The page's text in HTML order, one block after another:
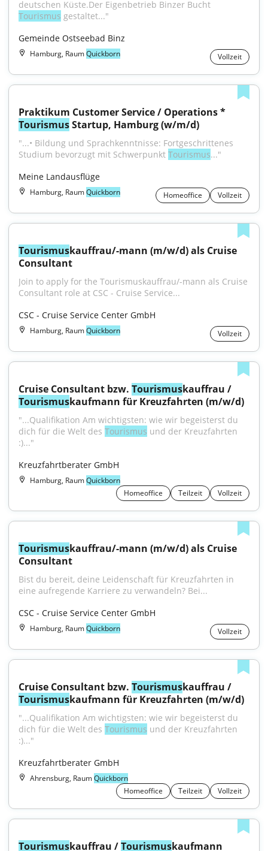
Tourismus gestaltet..."
Gemeinde Ostseebad Binz
Hamburg, RaumQuickborn Vollzeit
Tourismus Startup, Hamburg (w/m/d)
"...• Bildung und Sprachkenntnisse: Fortgeschrittenes
Studium bevorzugt mit Schwerpunkt Tourismus..."
Meine Landausflüge
Hamburg, RaumQuickborn Homeoffice Vollzeit
Tourismuskauffrau/-mann (m/w/d) als Cruise
Consultant
Join to apply for the Tourismuskauffrau/-mann als Cruise
Consultant role at CSC - Cruise Service...
CSC - Cruise Service Center GmbH
Hamburg, RaumQuickborn Vollzeit
Cruise Consultant bzw. Tourismus
Tourismuskaufmann für Kreuzfahrten (m/w/d)
"...Qualifikation Am wichtigsten: wie wir begeisterst du
dich für die Welt des Tourismus und der Kreuzfahrten
:)..."
Kreuzfahrtberater GmbH
Hamburg, RaumQuickborn
Homeoffice
Teilzeit Vollzeit
Tourismuskauffrau/-mann (m/w/d) als Cruise
Consultant
Bist du bereit, deine Leidenschaft für Kreuzfahrten in
eine aufregende Karriere zu verwandeln? Bei...
CSC - Cruise Service Center GmbH
Hamburg, RaumQuickborn Vollzeit
Cruise Consultant bzw. Tourismus
Tourismuskaufmann für Kreuzfahrten (m/w/d)
"...Qualifikation Am wichtigsten: wie wir begeisterst du
dich für die Welt des Tourismus und der Kreuzfahrten
:)..."
Kreuzfahrtberater GmbH
Ahrensburg, RaumQuickborn
Homeoffice
Teilzeit Vollzeit
Tourismuskauffrau / Tourismuskaufmann